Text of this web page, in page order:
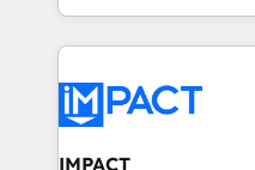
HubSpot portals 2️⃣ Scale Up | 100% HubSpot Task
Execution... Global 24/7 ... All
Slash months from your
Click "Contact
Integration templates
IMPACT